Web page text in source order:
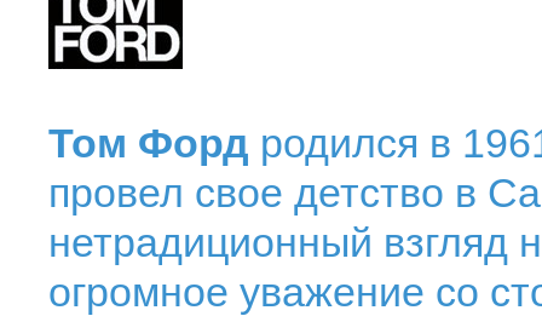
Том Форд родился в
провел свое детство в
нетрадиционный взгляд
огромное уважение со